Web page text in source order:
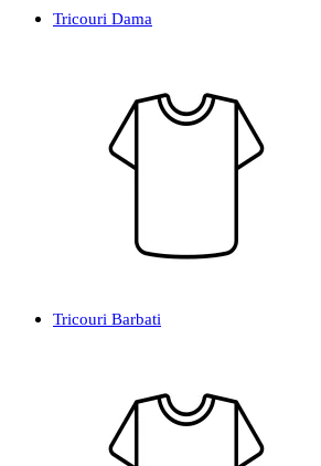
Tricouri Dama
Tricouri Barbati